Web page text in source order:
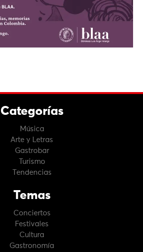
Categorías
Música
Arte y Letras
Gastrobar
Turismo
Tendencias
Temas
Conciertos
Festivales
Cultura
Gastronomía